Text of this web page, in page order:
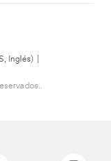
Inglés)